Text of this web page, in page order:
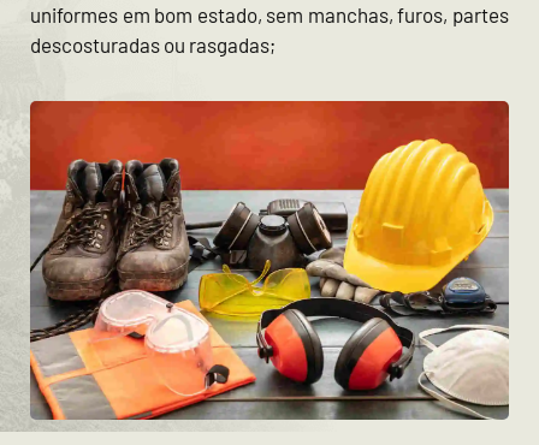
uniformes em bom estado, sem manchas, furos, partes
descosturadas ou rasgadas;